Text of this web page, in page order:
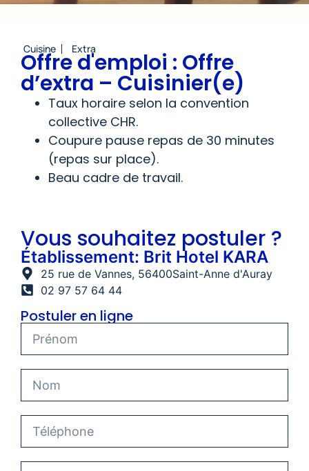
Cuisine Extra
Offre d'emploi : Offre
d’extra – Cuisinier(e)
Taux horaire selon la convention
collective CHR.
Coupure pause repas de 30 minutes
(repas sur place).
Beau cadre de travail.
Vous souhaitez postuler ?
Établissement: Brit Hotel KARA
25 rue de Vannes, 56400Saint-Anne d'Auray
02 97 57 64 44
Postuler en ligne